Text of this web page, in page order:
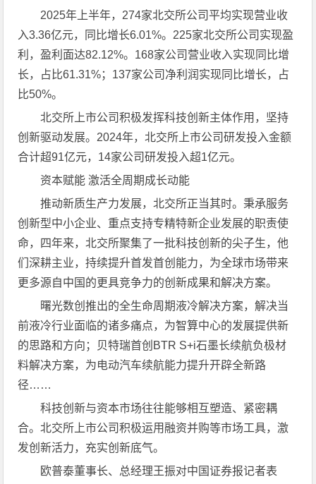
2025年上半年，274家北交所公司平均实现营业收
入3.36亿元，同比增长6.01%。225家北交所公司实现盈
利，盈利面达82.12%。168家公司营业收入实现同比增
长，占比61.31%；137家公司净利润实现同比增长，占
比50%。
北交所上市公司积极发挥科技创新主体作用，坚持
创新驱动发展。2024年，北交所上市公司研发投入金额
合计超91亿元，14家公司研发投入超1亿元。
资本赋能 激活全周期成长动能
推动新质生产力发展，北交所正当其时。秉承服务
创新型中小企业、重点支持专精特新企业发展的职责使
命，四年来，北交所聚集了一批科技创新的尖子生，他
们深耕主业，持续提升首发首创能力，为全球市场带来
更多源自中国的更具竞争力的创新成果和解决方案。
曙光数创推出的全生命周期液冷解决方案，解决当
前液冷行业面临的诸多痛点，为智算中心的发展提供新
的思路和方向；贝特瑞首创BTR S+i石墨长续航负极材
料解决方案，为电动汽车续航能力提升开辟全新路
径……
科技创新与资本市场往往能够相互塑造、紧密耦
合。北交所上市公司积极运用融资并购等市场工具，激
发创新活力，充实创新底气。
欧普泰董事长、总经理王振对中国证券报记者表